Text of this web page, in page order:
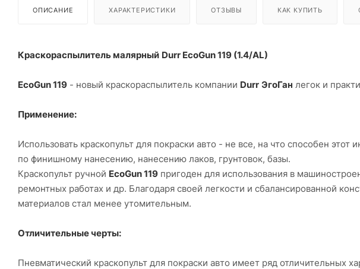
ОПИСАНИЕ ХАРАКТЕРИСТИКИ ОТЗЫВЫ КАК КУПИТЬ
Краскораспылитель малярный Durr EcoGun 119 (1.4/AL)
EcoGun 119 - новый краскораспылитель компании Durr ЭгоГан легок и
Применение:
Использовать краскопульт для покраски авто - не все, на что способен
по финишному нанесению, нанесению лаков, грунтовок, базы.
Краскопульт ручной EcoGun 119 пригоден для использования в
ремонтных работах и др. Благодаря своей легкости и сбалансированной
материалов стал менее утомительным.
Отличительные черты:
Пневматический краскопульт для покраски авто имеет ряд отличительных